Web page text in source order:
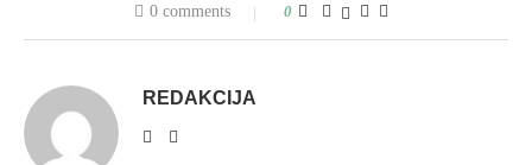
0 comments 0
REDAKCIJA